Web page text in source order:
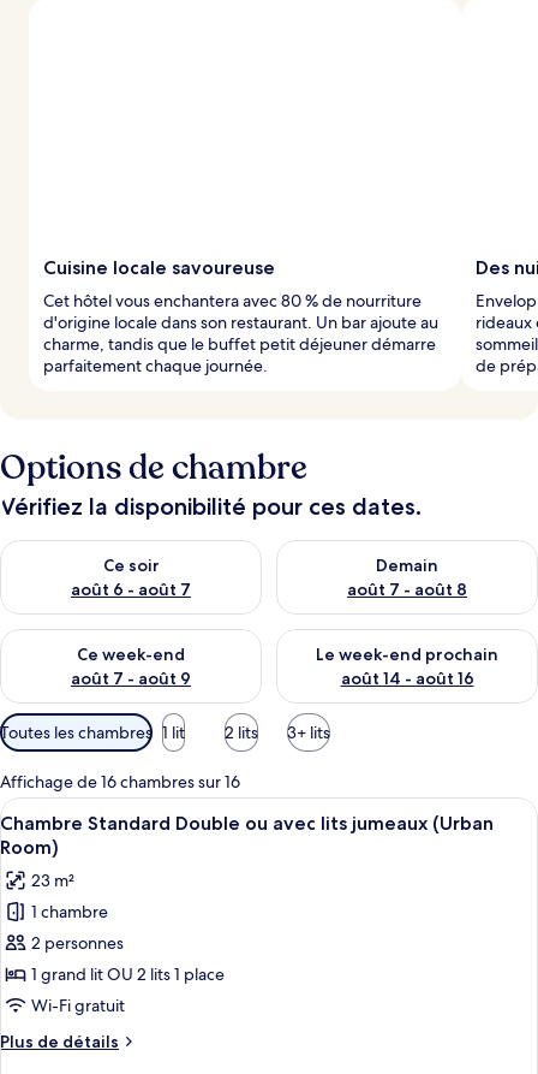
Cuisine locale savoureuse
Cet hôtel vous enchantera avec 80 % de nourriture
d'origine locale dans son restaurant. Un bar ajoute au
charme, tandis que le buffet petit déjeuner démarre
parfaitement chaque journée.
Des
rideaux
de
Options de chambre
Vérifiez la disponibilité pour ces dates.
Ce soir
août 6 - août 7
Vérifier la disponibilité pour ce soir août 6 - août 7
Demain
août 7 - août 8
Vérifier la disponibilité pour
Ce week-end
août 7 - août 9
Vérifier la disponibilité pour ce week-end août 7 - août 9
Le week-end prochain
août 14 - août 16
Vérifier la disponibilité pour
Filtres
disponibles
pour
les
chambres
Toutes les chambres 1 lit 2 lits 3+ lits
Affichage de 16 chambres sur 16
Afficher
toutes
les
photos
pour
ce
type
de
chambre :
Chambre
Une chambre d’hôtel avec un lit, un
4
Chambre Standard Double ou avec lits jumeaux (Urban
Room)
23 m²
1 chambre
2 personnes
1 grand lit OU 2 lits 1 place
Wi-Fi gratuit
Plus de détails
Plus